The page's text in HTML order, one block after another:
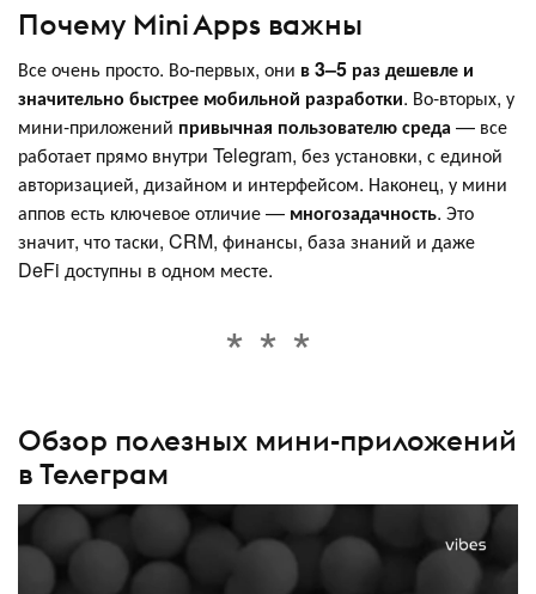
Почему Mini Apps важны
Все очень просто. Во-первых, они в 3–5 раз дешевле и
значительно быстрее мобильной разработки. Во-вторых, у
мини-приложений привычная пользователю среда — все
работает прямо внутри Telegram, без установки, с единой
авторизацией, дизайном и интерфейсом. Наконец, у мини
аппов есть ключевое отличие — многозадачность. Это
значит, что таски, CRM, финансы, база знаний и даже
DeFi доступны в одном месте.
Обзор полезных мини-приложений
в Телеграм